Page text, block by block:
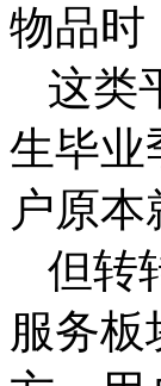
物品时
这类
生毕业
户原
但转
服务